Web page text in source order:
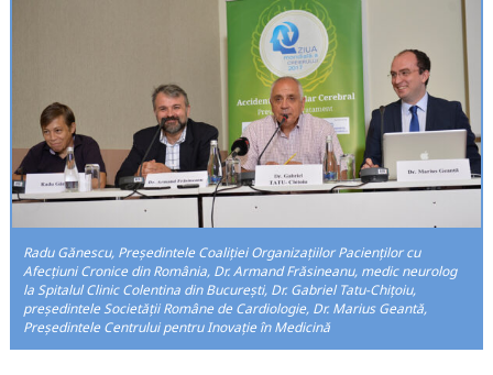
Radu Gănescu, Președintele Coaliţiei Organizaţiilor Pacienţilor cu
Afecţiuni Cronice din România, Dr. Armand Frăsineanu, medic neurolog
la Spitalul Clinic Colentina din București, Dr. Gabriel Tatu-Chițoiu,
președintele Societății Române de Cardiologie, Dr. Marius Geantă,
Președintele Centrului pentru Inovație în Medicină